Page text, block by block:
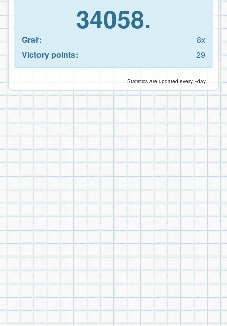
34058.
Grał:
8x
Victory points:
29
Statistics are updated every ~day